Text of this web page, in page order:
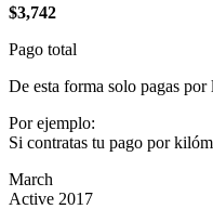
$3,742
Pago total
De esta forma solo pagas por
Por ejemplo:
Si contratas tu pago por
March
Active 2017